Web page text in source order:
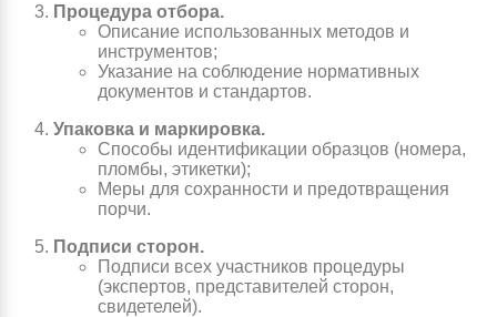
Процедура отбора.
Описание использованных методов и
инструментов;
Указание на соблюдение нормативных
документов и стандартов.
Упаковка и маркировка.
Способы идентификации образцов (номера,
пломбы, этикетки);
Меры для сохранности и предотвращения
порчи.
Подписи сторон.
Подписи всех участников процедуры
(экспертов, представителей сторон,
свидетелей).